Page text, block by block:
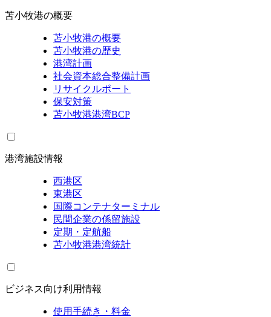
苫小牧港の概要
苫小牧港の概要
苫小牧港の歴史
港湾計画
社会資本総合整備計画
リサイクルポート
保安対策
苫小牧港港湾BCP
港湾施設情報
西港区
東港区
国際コンテナターミナル
民間企業の係留施設
定期・定航船
苫小牧港港湾統計
ビジネス向け利用情報
使用手続き・料金